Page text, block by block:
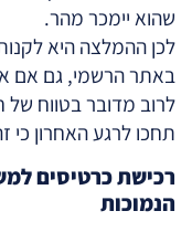
שהוא יימכר מהר.
לכן ההמלצה היא
באתר הרשמי, גם אם
לרוב מדובר בטווח
תחכו לרגע האחרון כי
רכישת כרטיסים
הנמוכות